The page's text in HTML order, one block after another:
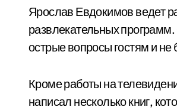
Ярослав Евдокимов ведет
развлекательных
острые вопросы гостям и
Кроме работы на
написал несколько книг,